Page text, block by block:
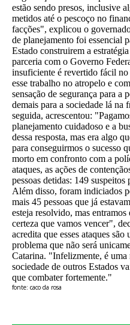
estão sendo presos, inclusive
metidos até o pescoço no
facções", explicou o
de planejamento foi essencial
Estado construirem a
parceria com o Governo
insuficiente é revertido fácil
esse trabalho no atropelo e
sensação de segurança para a
demais para a sociedade lá
seguida, acrescentou:
planejamento cuidadoso e a
dessa resposta, mas era algo
para conseguirmos o sucesso
morto em confronto com a
ataques, as ações de
pessoas detidas: 149
Além disso, foram indiciados
mais 45 pessoas que já
esteja resolvido, mas
certeza que vamos vencer",
acredita que esses ataques
problema que não será
Catarina. "Infelizmente, é uma
sociedade de outros Estados
que combater fortemente."
fonte: caco da rosa